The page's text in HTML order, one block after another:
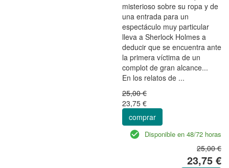
misterioso sobre su ropa y de
una entrada para un
espectáculo muy particular
lleva a Sherlock Holmes a
deducir que se encuentra ante
la primera víctima de un
complot de gran alcance...
En los relatos de ...
25,00 €
23,75 €
comprar
Disponible en 48/72 horas
25,00 €
23,75 €